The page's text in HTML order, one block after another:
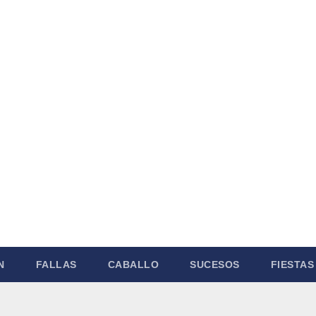
FALLAS CABALLO SUCESOS FIESTAS